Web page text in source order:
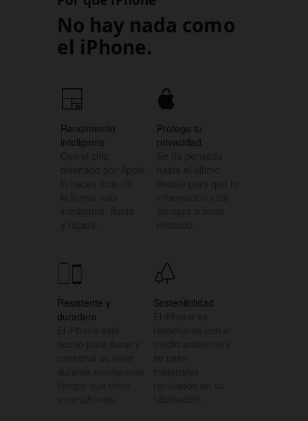
No hay nada como
el iPhone.
Rendimiento
inteligente
Protege tu
privacidad
Resistente y
duradero
Sostenibilidad